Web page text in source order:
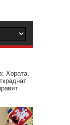
Хората,